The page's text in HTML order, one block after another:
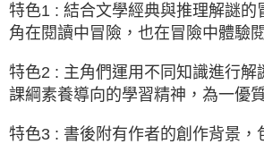
特色1 : 結合文學經典與推理解謎的
角在閱讀中冒險，也在冒險中體驗
特色2 : 主角們運用不同知識進行解
課綱素養導向的學習精神，為一優
特色3 : 書後附有作者的創作背景，